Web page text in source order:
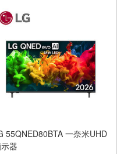
55QNED80BTA 一奈米UHD
器